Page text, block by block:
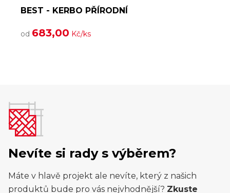
BEST - KERBO PŘÍRODNÍ
od 683,00 Kč/ks
Nevíte si rady s výběrem?
Máte v hlavě projekt ale nevíte, který z našich
produktů bude pro vás nejvhodnější? Zkuste